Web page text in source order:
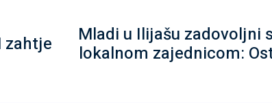
zahtje
Mladi u Ilijašu zadovoljni
lokalnom zajednicom: